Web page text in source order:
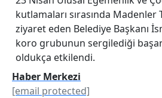
kutlamaları sırasında Madenler
ziyaret eden Belediye Başkanı
koro grubunun sergilediği
oldukça etkilendi.
Haber Merkezi
[email protected]